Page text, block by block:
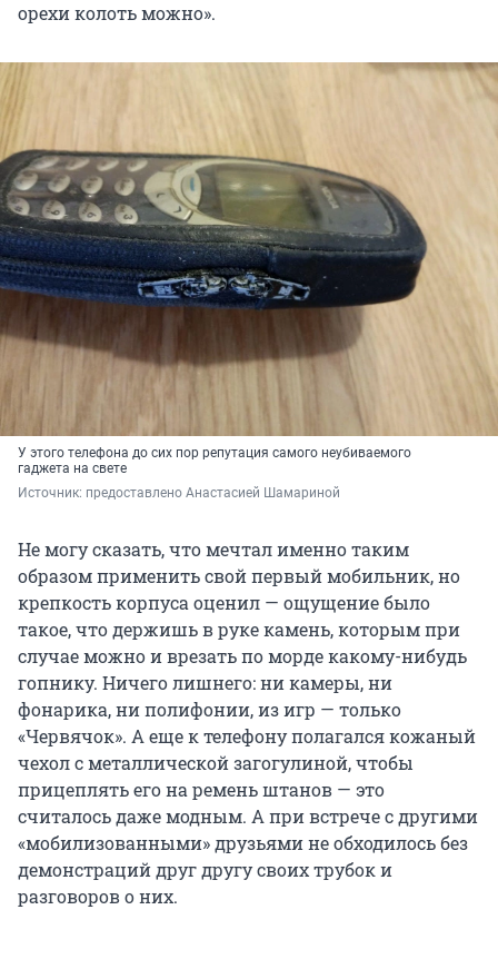
орехи колоть можно».
У этого телефона до сих пор репутация самого неубиваемого
гаджета на свете
Источник: предоставлено Анастасией Шамариной
Не могу сказать, что мечтал именно таким
образом применить свой первый мобильник, но
крепкость корпуса оценил — ощущение было
такое, что держишь в руке камень, которым при
случае можно и врезать по морде какому-нибудь
гопнику. Ничего лишнего: ни камеры, ни
фонарика, ни полифонии, из игр — только
«Червячок». А еще к телефону полагался кожаный
чехол с металлической загогулиной, чтобы
прицеплять его на ремень штанов — это
считалось даже модным. А при встрече с другими
«мобилизованными» друзьями не обходилось без
демонстраций друг другу своих трубок и
разговоров о них.